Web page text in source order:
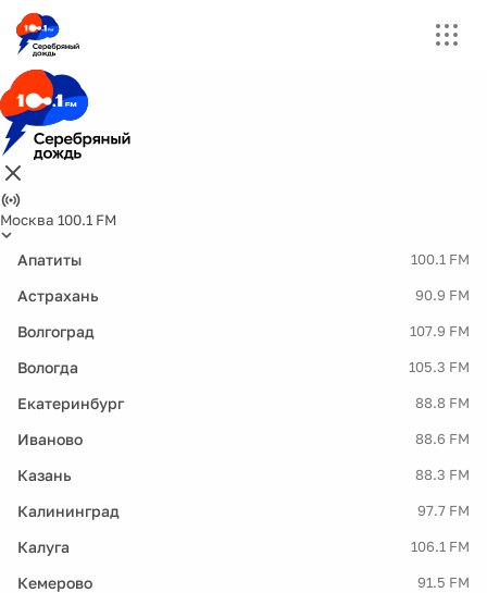
Москва 100.1 FM
Апатиты 100.1 FM
Астрахань 90.9 FM
Волгоград 107.9 FM
Вологда 105.3 FM
Екатеринбург 88.8 FM
Иваново 88.6 FM
Казань 88.3 FM
Калининград 97.7 FM
Калуга 106.1 FM
Кемерово 91.5 FM